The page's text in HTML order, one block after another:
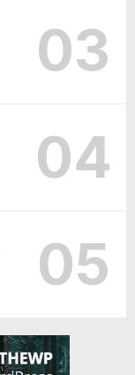
03
04
05